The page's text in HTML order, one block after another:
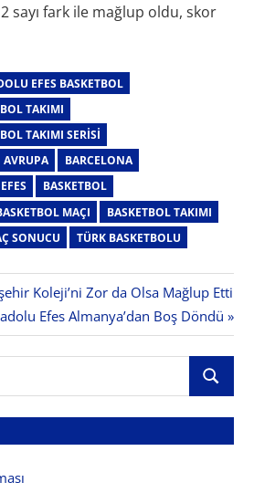
sayı fark ile mağlup oldu, skor
EFES BASKETBOL
TAKIMI
TAKIMI SERISI
AVRUPA
BARCELONA
BASKETBOL
MAÇI
BASKETBOL TAKIMI
SONUCU TÜRK BASKETBOLU
Koleji’ni Zor da Olsa Mağlup Etti
Efes Almanya’dan Boş Döndü
ARA